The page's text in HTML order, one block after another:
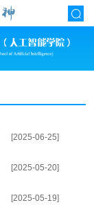
[2025-06-25]
[2025-05-20]
[2025-05-19]